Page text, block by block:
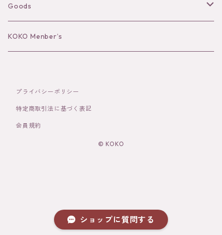
ショップに質問する
Long sleeve
Ear Cuff
Bracelet／Bangle
Brooch
Hair Accessories
Goods
Hat
Socks
KOKO Menber’s
プライバシーポリシー
特定商取引法に基づく表記
会員規約
© KOKO